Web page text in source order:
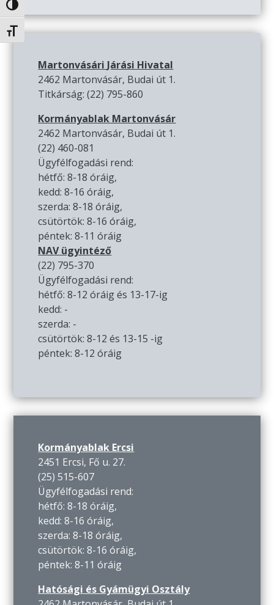
Nagy kontraszt váltása
Betűméret váltása
Martonvásári Járási Hivatal
2462 Martonvásár, Budai út 1.
Titkárság: (22) 795-860
Kormányablak Martonvásár
2462 Martonvásár, Budai út 1.
(22) 460-081
Ügyfélfogadási rend:
hétfő: 8-18 óráig,
kedd: 8-16 óráig,
szerda: 8-18 óráig,
csütörtök: 8-16 óráig,
péntek: 8-11 óráig
NAV ügyintéző
(22) 795-370
Ügyfélfogadási rend:
hétfő: 8-12 óráig és 13-17-ig
kedd: -
szerda: -
csütörtök: 8-12 és 13-15 -ig
péntek: 8-12 óráig
Kormányablak Ercsi
2451 Ercsi, Fő u. 27.
(25) 515-607
Ügyfélfogadási rend:
hétfő: 8-18 óráig,
kedd: 8-16 óráig,
szerda: 8-18 óráig,
csütörtök: 8-16 óráig,
péntek: 8-11 óráig
Hatósági és Gyámügyi Osztály